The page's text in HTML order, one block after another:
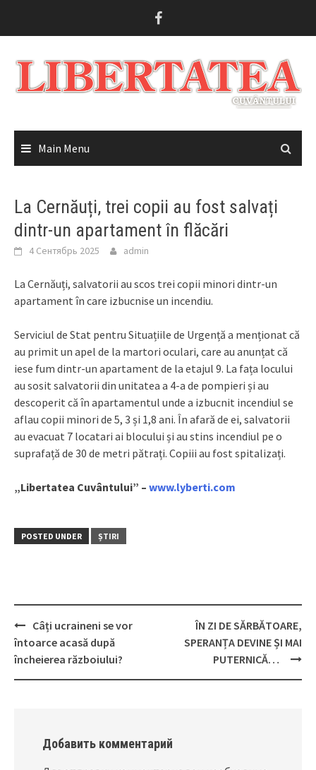
Main Menu
La Cernăuți, trei copii au fost salvați
dintr-un apartament în flăcări
4 Сентябрь 2025 admin
La Cernăuți, salvatorii au scos trei copii minori dintr-un
apartament în care izbucnise un incendiu.
Serviciul de Stat pentru Situațiile de Urgență a menționat că
au primit un apel de la martori oculari, care au anunțat că
iese fum dintr-un apartament de la etajul 9. La fața locului
au sosit salvatorii din unitatea a 4-a de pompieri și au
descoperit că în apartamentul unde a izbucnit incendiul se
aflau copii minori de 5, 3 și 1,8 ani. În afară de ei, salvatorii
au evacuat 7 locatari ai blocului și au stins incendiul pe o
suprafață de 30 de metri pătrați. Copiii au fost spitalizați.
„Libertatea Cuvântului” – www.lyberti.com
POSTED UNDER ȘTIRI
Post
navigation
Câți ucraineni se vor
întoarce acasă după
încheierea războiului?
ÎN ZI DE SĂRBĂTOARE,
SPERANȚA DEVINE ȘI MAI
PUTERNICĂ…
Добавить комментарий